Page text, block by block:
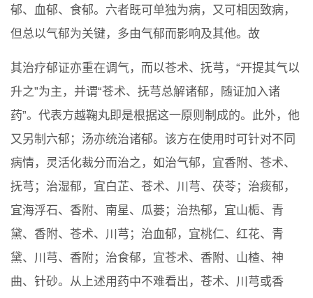
郁、血郁、食郁。六者既可单独为病，又可相因致病，
但总以气郁为关键，多由气郁而影响及其他。故
其治疗郁证亦重在调气，而以苍术、抚芎，“开提其气以
升之”为主，并谓“苍术、抚芎总解诸郁，随证加入诸
药”。代表方越鞠丸即是根据这一原则制成的。此外，他
又另制六郁；汤亦统治诸郁。该方在使用时可针对不同
病情，灵活化裁分而治之，如治气郁，宜香附、苍术、
抚芎；治湿郁，宜白芷、苍术、川芎、茯苓；治痰郁，
宜海浮石、香附、南星、瓜蒌；治热郁，宜山栀、青
黛、香附、苍术、川芎；治血郁，宜桃仁、红花、青
黛、川芎、香附；治食郁，宜苍术、香附、山楂、神
曲、针砂。从上述用药中不难看出，苍术、川芎或香